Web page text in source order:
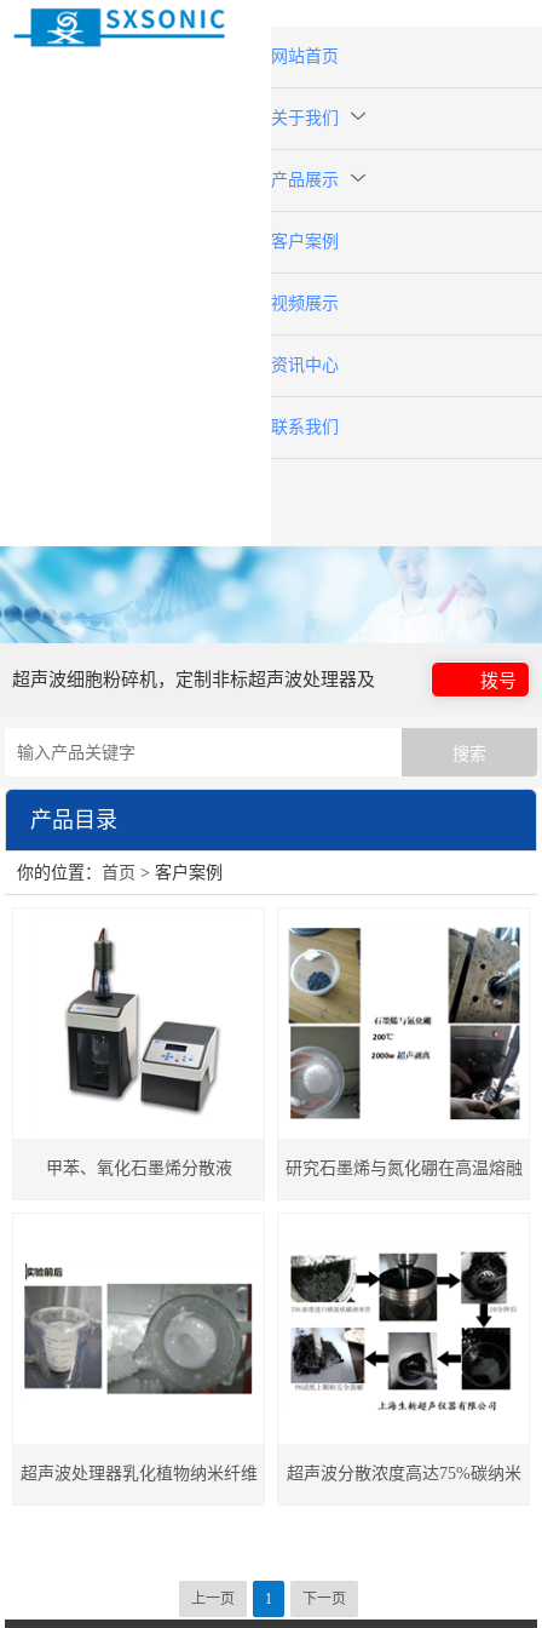
网站首页
关于我们
产品展示
客户案例
视频展示
资讯中心
联系我们
超声波细胞粉碎机，定制非标超声波处理器及
超声波清洗器
拨号
产品目录
实验室超声波处理器
超声波中药萃取仪
循环式在线式管道式超声波处理器
非接触式超声波处理器
超声波金属铝熔体处理设备
地区
实验室超声波清洗器
双频超声波处理器
手持式超声波处理器
超声波管道在线循环式污水处理设备
你的位置：首页 > 客户案例
甲苯、氧化石墨烯分散液 研究石墨烯与氮化硼在高温熔融
超声波处理器乳化植物纳米纤维 超声波分散浓度高达75%碳纳米
上一页 1 下一页